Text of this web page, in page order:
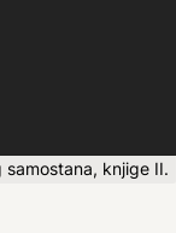
knjige II.